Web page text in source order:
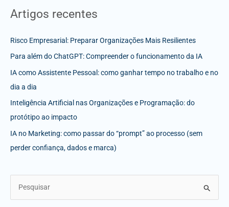
Artigos recentes
Risco Empresarial: Preparar Organizações Mais Resilientes
Para além do ChatGPT: Compreender o funcionamento da IA
IA como Assistente Pessoal: como ganhar tempo no trabalho e no
dia a dia
Inteligência Artificial nas Organizações e Programação: do
protótipo ao impacto
IA no Marketing: como passar do “prompt” ao processo (sem
perder confiança, dados e marca)